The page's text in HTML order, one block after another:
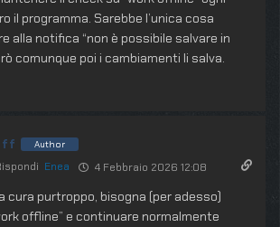
il programma. Sarebbe l’unica cosa
alla notifica “non è possibile salvare in
comunque poi i cambiamenti li salva.
Author
Enea 4 Febbraio 2026 12:08
cura purtroppo, bisogna (per adesso)
offline” e continuare normalmente